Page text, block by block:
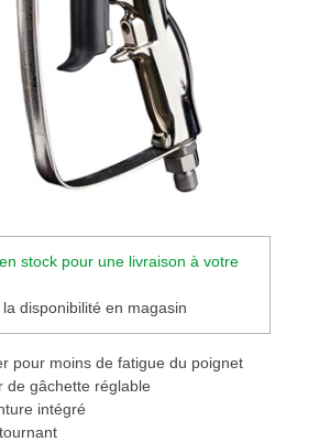
stock pour une livraison à votre
disponibilité en magasin
pour moins de fatigue du poignet
de gâchette réglable
intégré